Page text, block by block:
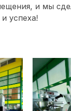
и мы
успеха!